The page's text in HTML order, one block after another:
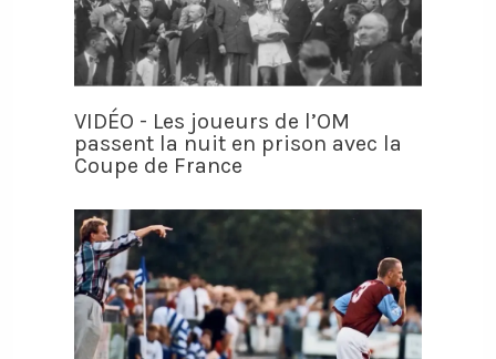
VIDÉO - Les joueurs de l’OM
passent la nuit en prison avec la
Coupe de France